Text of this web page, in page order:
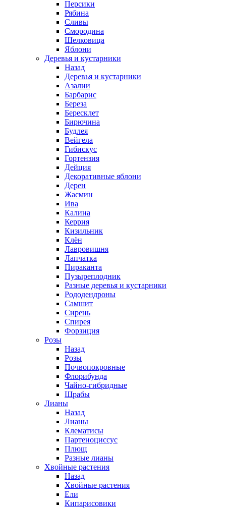
Персики
Рябина
Сливы
Смородина
Шелковица
Яблони
Деревья и кустарники
Назад
Деревья и кустарники
Азалии
Барбарис
Береза
Бересклет
Бирючина
Будлея
Вейгела
Гибискус
Гортензия
Дейция
Декоративные яблони
Дерен
Жасмин
Ива
Калина
Керрия
Кизильник
Клён
Лавровишня
Лапчатка
Пираканта
Пузыреплодник
Разные деревья и кустарники
Рододендроны
Самшит
Сирень
Спирея
Форзиция
Розы
Назад
Розы
Почвопокровные
Флорибунда
Чайно-гибридные
Шрабы
Лианы
Назад
Лианы
Клематисы
Партеноциссус
Плющ
Разные лианы
Хвойные растения
Назад
Хвойные растения
Ели
Кипарисовики